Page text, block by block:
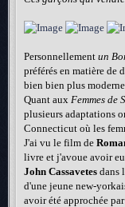
Personnellement un
préférés en matière de
bien bien plus
Quant aux Femmes de
plusieurs adaptations
Connecticut où les
J'ai vu le film de
livre et j'avoue avoir
John Cassavetes dans
d'une jeune new-
avoir été approchée